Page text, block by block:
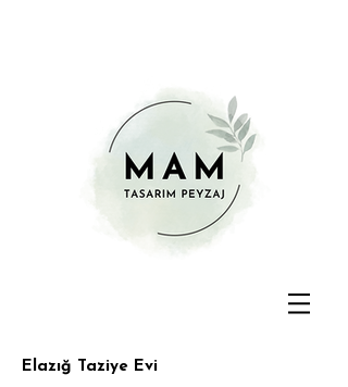
Elazığ Taziye Evi